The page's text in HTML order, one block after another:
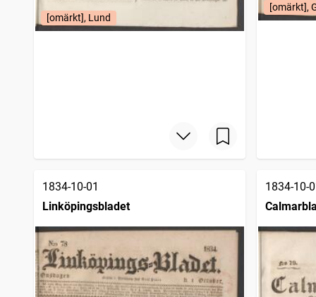
träffar
Jönköpings tidning
träffar
[omärkt], Lund
[omärkt],
1834-10-01
Linköpingsbladet
1834-10-